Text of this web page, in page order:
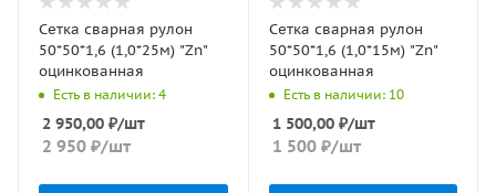
Сетка сварная рулон
50*50*1,6 (1,0*25м) "Zn"
оцинкованная
Есть в наличии: 4
2 950,00 ₽/шт
2 950 ₽/шт
Сетка сварная рулон
50*50*1,6 (1,0*15м) "Zn"
оцинкованная
Есть в наличии: 10
1 500,00₽/шт
1 500₽/шт